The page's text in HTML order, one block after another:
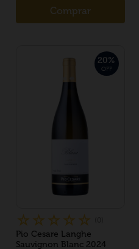
Comprar
20%
OFF
☆ ☆ ☆ ☆ ☆
Pio Cesare Langhe
Sauvignon Blanc 2024